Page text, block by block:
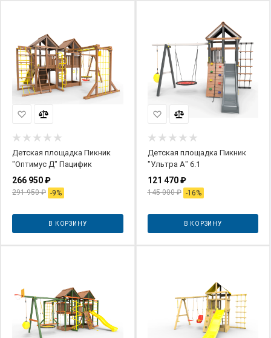
Детская площадка Пикник
"Оптимус Д" Пацифик
266 950₽
291 950₽ -9%
В КОРЗИНУ
Детская площадка Пикник
"Ультра А" 6.1
121 470₽
145 000₽ -16%
В КОРЗИНУ